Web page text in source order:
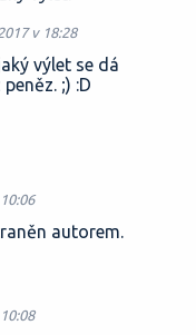
v 18:28
výlet se dá
;) :D
autorem.